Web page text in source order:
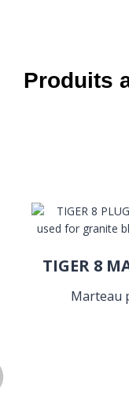
Produits
TIGER 8
Marteau